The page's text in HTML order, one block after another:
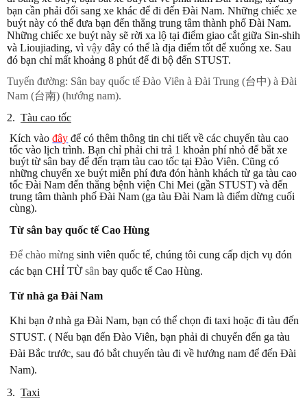
bạn cần phải đổi sang xe khác để đi đến Đài Nam. Những chiếc xe
buýt này có thể đưa bạn đến thẳng trung tâm thành phố Đài Nam.
Những chiếc xe buýt này sẽ rời xa lộ tại điểm giao cắt giữa Sin-shih
và Lioujiading, vì vậy đây có thể là địa điểm tốt để xuống xe. Sau
đó bạn chỉ mất khoảng 8 phút để đi bộ đến STUST.
Tuyến đường: Sân bay quốc tế Đào Viên à Đài Trung (台中) à Đài
Nam (台南) (hướng nam).
2. Tàu cao tốc
Kích vào đây để có thêm thông tin chi tiết về các chuyến tàu cao
tốc vào lịch trình. Bạn chỉ phải chi trả 1 khoản phí nhỏ để bắt xe
buýt từ sân bay để đến trạm tàu cao tốc tại Đào Viên. Cũng có
những chuyển xe buýt miễn phí đưa đón hành khách từ ga tàu cao
tốc Đài Nam đến thẳng bệnh viện Chi Mei (gần STUST) và đến
trung tâm thành phố Đài Nam (ga tàu Đài Nam là điểm dừng cuối
cùng).
Từ sân bay quốc tế Cao Hùng
Để chào mừng sinh viên quốc tế, chúng tôi cung cấp dịch vụ đón
các bạn CHỈ TỪsânbay quốc tế Cao Hùng.
Từ nhà ga Đài Nam
Khi bạn ở nhà ga Đài Nam, bạn có thể chọn đi taxi hoặc đi tàu đến
STUST. ( Nếu bạn đến Đào Viên, bạn phải di chuyển đến ga tàu
Đài Bắc trước, sau đó bắt chuyến tàu đi về hướng nam để đến Đài
Nam).
3. Taxi